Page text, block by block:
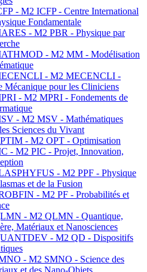
- M2 ICFP - Centre International
Fondamentale
- M2 PBR - Physique par
- M2 MM - Modélisation
- M2 MECENCLI -
Mécanique pour les Cliniciens
- M2 MPRI - Fondements de
- M2 MSV - Mathématiques
Sciences du Vivant
- M2 OPT - Optimisation
- M2 PIC - Projet, Innovation,
- M2 PPF - Physique
et de la Fusion
- M2 PF - Probabilités et
- M2 QLMN - Quantique,
Matériaux et Nanosciences
- M2 QD - Dispositifs
- M2 SMNO - Science des
et des Nano-Objets